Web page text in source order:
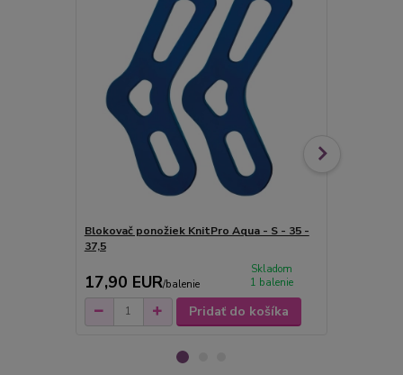
Blokovač ponožiek KnitPro Aqua - S - 35 -
37,5
17,90 EUR/balenie
Skladom
1 balenie
Pridať do košíka